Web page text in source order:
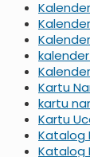
Kartu
kartu
Kartu
Katalog
Katalog